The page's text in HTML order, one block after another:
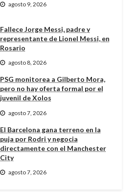
agosto 9, 2026
Fallece Jorge Messi, padre y
representante de Lionel Messi, en
Rosario
agosto 8, 2026
PSG monitorea a Gilberto Mora,
pero no hay oferta formal por el
juvenil de Xolos
agosto 7, 2026
El Barcelona gana terreno en la
puja por Rodri y negocia
directamente con el Manchester
City
agosto 7, 2026